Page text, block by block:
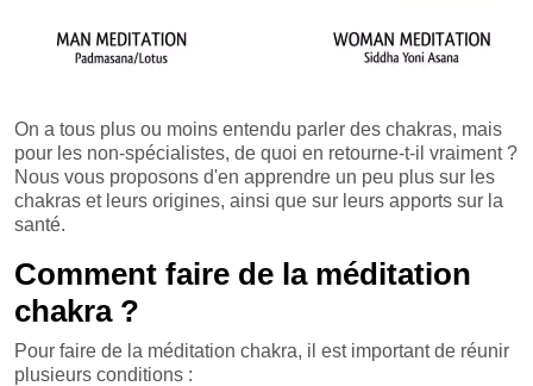
On a tous plus ou moins entendu parler des chakras, mais
pour les non-spécialistes, de quoi en retourne-t-il vraiment ?
Nous vous proposons d'en apprendre un peu plus sur les
chakras et leurs origines, ainsi que sur leurs apports sur la
santé.
Comment faire de la méditation
chakra ?
Pour faire de la méditation chakra, il est important de réunir
plusieurs conditions :